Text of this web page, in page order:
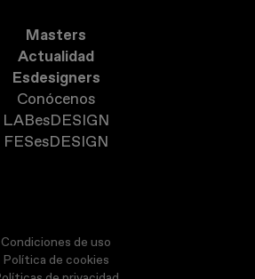
Masters
Actualidad
Esdesigners
Conócenos
LABesDESIGN
FESesDESIGN
Condiciones de uso
Política de cookies